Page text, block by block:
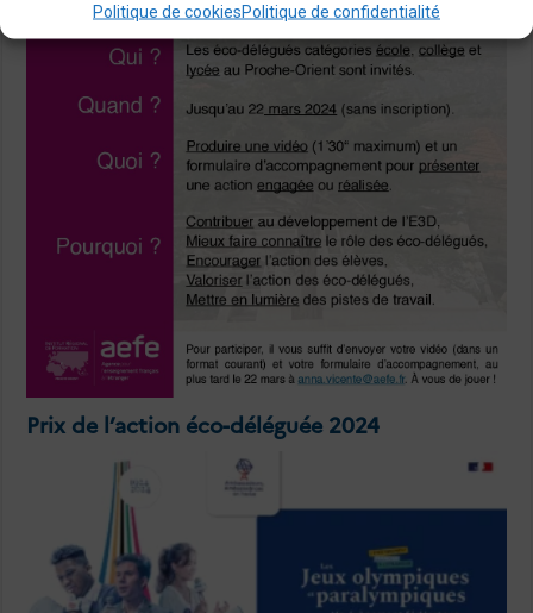
Politique de cookiesPolitique de confidentialité
Prix de l’action éco-déléguée 2024